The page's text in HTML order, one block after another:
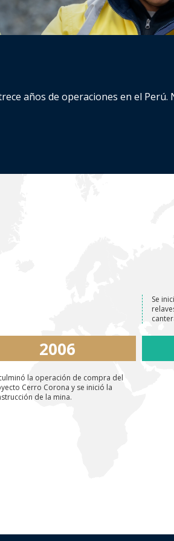
AL 2035
años de operaciones en el
2006
la operación de compra del
Cerro Corona y se inició la
de la mina.
Se